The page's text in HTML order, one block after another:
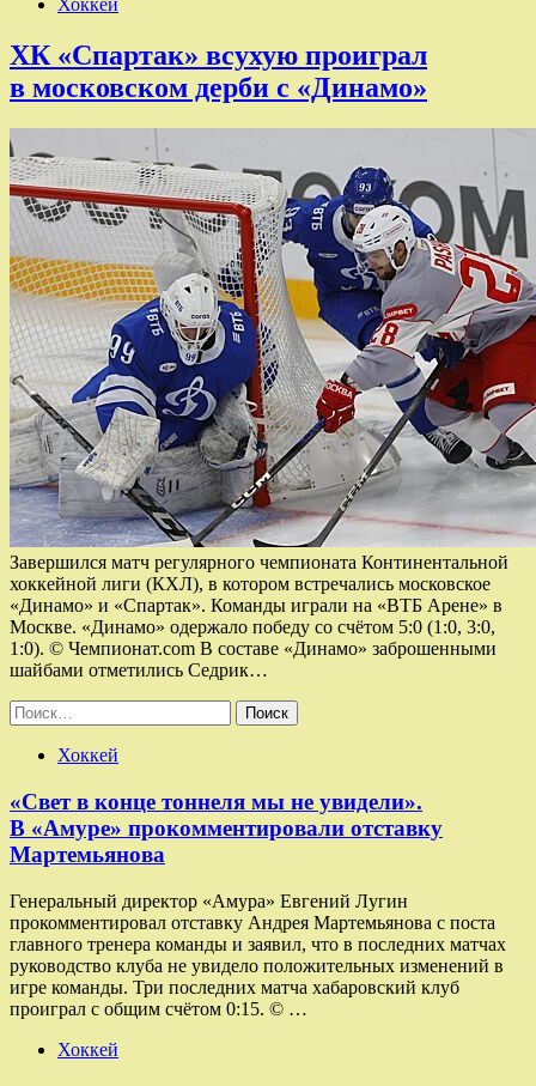
Хоккей
ХК «Спартак» всухую проиграл
в московском дерби с «Динамо»
Завершился матч регулярного чемпионата Континентальной
хоккейной лиги (КХЛ), в котором встречались московское
«Динамо» и «Спартак». Команды играли на «ВТБ Арене» в
Москве. «Динамо» одержало победу со счётом 5:0 (1:0, 3:0,
1:0). © Чемпионат.com В составе «Динамо» заброшенными
шайбами отметились Седрик…
Найти:
Хоккей
«Свет в конце тоннеля мы не увидели».
В «Амуре» прокомментировали отставку
Мартемьянова
Генеральный директор «Амура» Евгений Лугин
прокомментировал отставку Андрея Мартемьянова с поста
главного тренера команды и заявил, что в последних матчах
руководство клуба не увидело положительных изменений в
игре команды. Три последних матча хабаровский клуб
проиграл с общим счётом 0:15. © …
Хоккей